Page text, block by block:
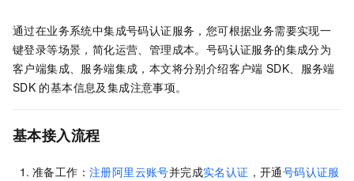
通过在业务系统中集成号码认证服务 ，您可根据业务需要实现一
键登录等场景 ，简化运营、管理成本。 号码认证服务的集成分为
客户端集成、服务端集成，本文将分别介绍客户端 SDK、服务端
SDK 的基本信息及集成注意事项。
基本接入流程
准备工作： 注册阿里云账号并完成实名认证 ，开通号码认证服